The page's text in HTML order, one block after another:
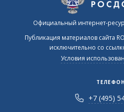
Официальный интернет-
Публикация материалов сайта
исключительно со
Условия
ТЕЛЕФОН
+7 (495)